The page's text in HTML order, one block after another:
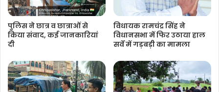
पुलिस ने छात्र व छात्राओं से
किया संवाद, कई जानकारियां
दी
विधायक रामचंद्र सिंह ने
विधानसभा में फिर उठाया हाल
सर्वे में गड़बड़ी का मामला